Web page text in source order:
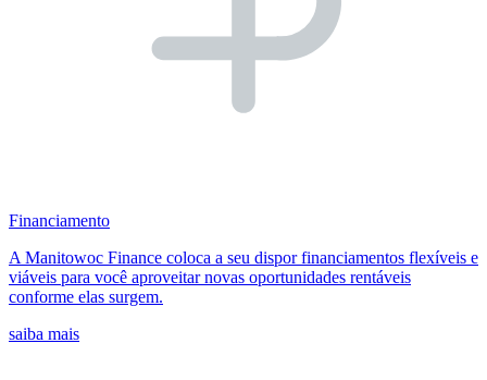
Financiamento
A Manitowoc Finance coloca a seu dispor financiamentos flexíveis e
viáveis para você aproveitar novas oportunidades rentáveis
conforme elas surgem.
saiba mais